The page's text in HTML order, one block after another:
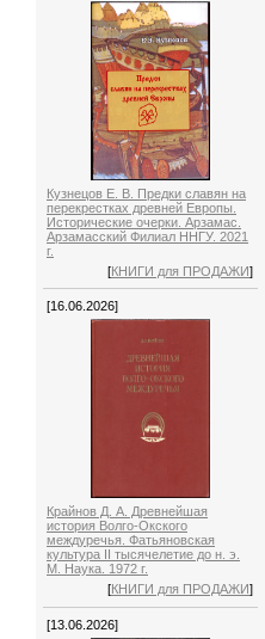
Кузнецов Е. В. Предки славян на
перекрестках древней Европы.
Исторические очерки. Арзамас.
Арзамасский Филиал ННГУ. 2021
г.
[КНИГИ для ПРОДАЖИ]
[16.06.2026]
Крайнов Д. А. Древнейшая
история Волго-Окского
междуречья. Фатьяновская
культура II тысячелетие до н. э.
М. Наука. 1972 г.
[КНИГИ для ПРОДАЖИ]
[13.06.2026]